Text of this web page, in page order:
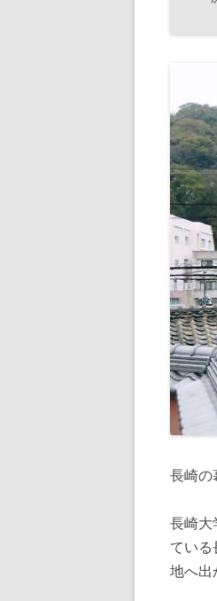
長崎
長崎大
てい
地へ出